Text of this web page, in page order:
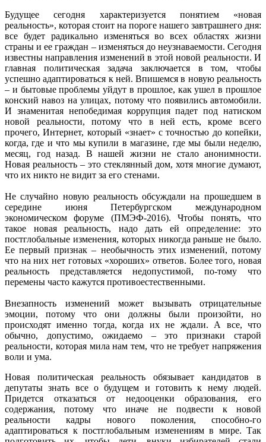
Будущее сегодня характеризуется понятием «новая
реальность», которая стоит на пороге нашего завтрашнего дня:
все будет радикально изменяться во всех областях жизни
страны и ее граждан – изменяться до неузнаваемости. Сегодня
известны направления изменений в этой новой реальности. И
главная политическая задача заключается в том, чтобы
успешно адаптироваться к ней. Впишемся в новую реальность
– и бытовые проблемы уйдут в прошлое, как ушел в прошлое
конский навоз на улицах, потому что появились автомобили.
И знаменитая непобедимая коррупция падет под натиском
новой реальности, потому что в ней есть, кроме всего
прочего, Интернет, который «знает» с точностью до копейки,
когда, где и что мы купили в магазине, где мы были неделю,
месяц, год назад. В нашей жизни не стало анонимности.
Новая реальность – это стеклянный дом, хотя многие думают,
что их никто не видит за его стенами.
Не случайно новую реальность обсуждали на прошедшем в
середине июня Петербургском международном
экономическом форуме (ПМЭФ-2016). Чтобы понять, что
такое новая реальность, надо дать ей определение: это
постглобальные изменения, которых никогда раньше не было.
Ее первый признак – необычность этих изменений, потому
что на них нет готовых «хороших» ответов. Более того, новая
реальность представляется недопустимой, по-тому что
перемены часто кажутся противоестественными.
Внезапность изменений может вызывать отрицательные
эмоции, потому что они должны были произойти, но
происходят именно тогда, когда их не ждали. А все, что
обычно, допустимо, ожидаемо – это признаки старой
реальности, которая мила нам тем, что не требует напряжения
воли и ума.
Новая политическая реальность обязывает кандидатов в
депутаты знать все о будущем и готовить к нему людей.
Придется отказаться от недооценки образования, его
содержания, потому что иначе не подвести к новой
реальности кадры нового поколения, способно-го
адаптироваться к постглобальным изменениям в мире. Так